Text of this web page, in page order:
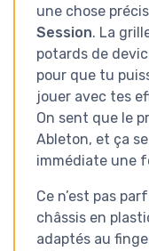
une chose
Session. La
potards de
pour que tu
jouer avec tes
On sent que le
Ableton, et ça
immédiate une
Ce n’est pas
châssis en
adaptés au